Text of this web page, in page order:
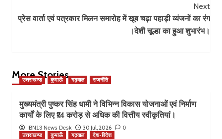
Next
प्रेस वार्ता एवं पत्रकार मिलन समारोह में खूब चढ़ा पहाड़ी व्यंजनों का रंग
।देशी चूल्हा का हुआ शुभारंभ।
More Stories
उत्तराखण्ड कुमाऊँ गढ़वाल राजनीति
मुख्यमंत्री पुष्कर सिंह धामी ने विभिन्न विकास योजनाओं एवं निर्माण
कार्यों के लिए ₹14 करोड़ से अधिक की वित्तीय स्वीकृतियां।
IBN13 News Desk 30 Jul, 2026 0
उत्तराखण्ड कुमाऊँ गढ़वाल देश-विदेश